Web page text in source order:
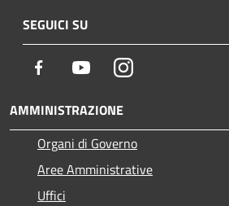
SEGUICI SU
Facebook YoutubeInstagram
AMMINISTRAZIONE
Organi di Governo
Aree Amministrative
Uffici